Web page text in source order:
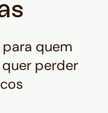
quem
perder